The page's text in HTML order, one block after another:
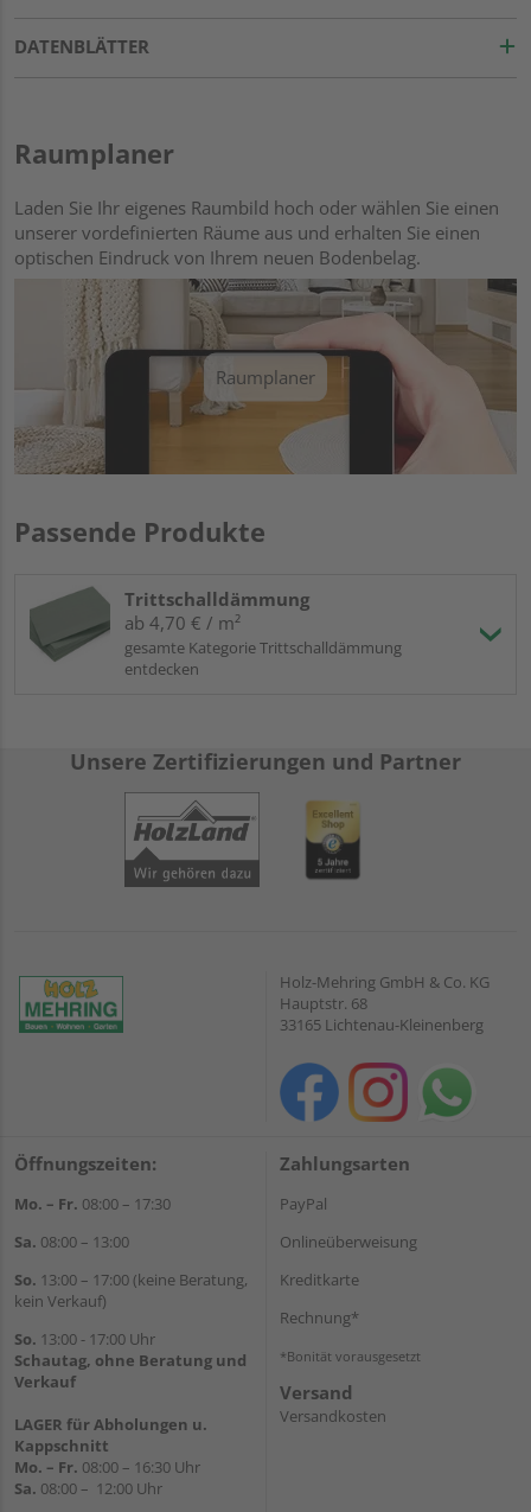
DATENBLÄTTER
Raumplaner
Laden Sie Ihr eigenes Raumbild hoch oder wählen Sie einen
unserer vordefinierten Räume aus und erhalten Sie einen
optischen Eindruck von Ihrem neuen Bodenbelag.
Raumplaner
Passende Produkte
Trittschalldämmung
ab 4,70 € / m²
gesamte Kategorie Trittschalldämmung
entdecken
Unsere Zertifizierungen und Partner
Holz-Mehring GmbH & Co. KG
Hauptstr. 68
33165 Lichtenau-Kleinenberg
Öffnungszeiten:
Mo. – Fr. 08:00 – 17:30
Sa. 08:00 – 13:00
So. 13:00 – 17:00 (keine Beratung,
kein Verkauf)
So. 13:00 - 17:00 Uhr
Schautag, ohne Beratung und
Verkauf
LAGER für Abholungen u.
Kappschnitt
Mo. – Fr. 08:00 – 16:30 Uhr
Sa. 08:00 – 12:00 Uhr
Zahlungsarten
PayPal
Onlineüberweisung
Kreditkarte
Rechnung*
*Bonität vorausgesetzt
Versand
Versandkosten